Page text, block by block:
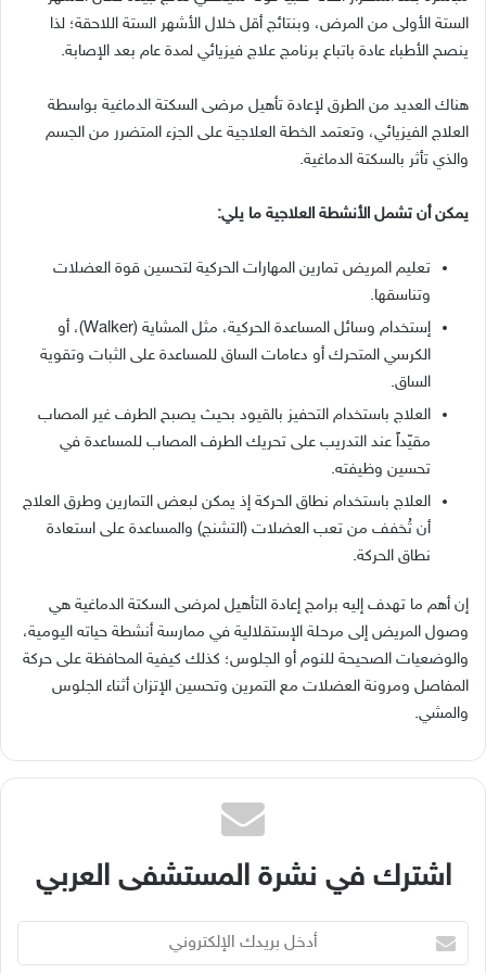
الستة الأولى من المرض، وبنتائج أقل خلال الأشهر الستة اللاحقة؛ لذا
ينصح الأطباء عادة باتباع برنامج علاج فيزيائي لمدة عام بعد الإصابة.
هناك العديد من الطرق لإعادة تأهيل مرضى السكتة الدماغية بواسطة
العلاج الفيزيائي، وتعتمد الخطة العلاجية على الجزء المتضرر من الجسم
والذي تأثر بالسكتة الدماغية.
يمكن أن تشمل الأنشطة العلاجية ما يلي:
تعليم المريض تمارين المهارات الحركية لتحسين قوة العضلات
وتناسقها.
إستخدام وسائل المساعدة الحركية، مثل المشاية (Walker)، أو
الكرسي المتحرك أو دعامات الساق للمساعدة على الثبات وتقوية
الساق.
العلاج باستخدام التحفيز بالقيود بحيث يصبح الطرف غير المصاب
مقيّداً عند التدريب على تحريك الطرف المصاب للمساعدة في
تحسين وظيفته.
العلاج باستخدام نطاق الحركة إذ يمكن لبعض التمارين وطرق العلاج
أن تُخفف من تعب العضلات (التشنج) والمساعدة على استعادة
نطاق الحركة.
إن أهم ما تهدف إليه برامج إعادة التأهيل لمرضى السكتة الدماغية هي
وصول المريض إلى مرحلة الإستقلالية في ممارسة أنشطة حياته اليومية،
والوضعيات الصحيحة للنوم أو الجلوس؛ كذلك كيفية المحافظة على حركة
المفاصل ومرونة العضلات مع التمرين وتحسين الإتزان أثناء الجلوس
والمشي.
اشترك في نشرة المستشفى العربي
بريدك